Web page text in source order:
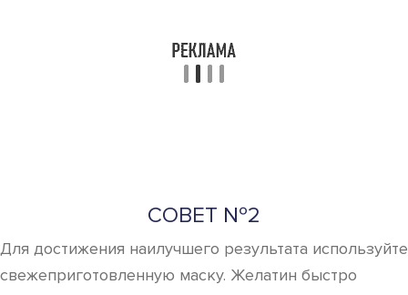
СОВЕТ №2
Для достижения наилучшего результата используйте
свежеприготовленную маску. Желатин быстро